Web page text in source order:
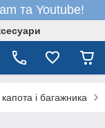
та Youtube!
і багажника